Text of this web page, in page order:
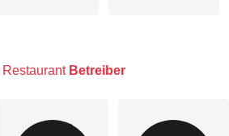
Restaurant Betreiber